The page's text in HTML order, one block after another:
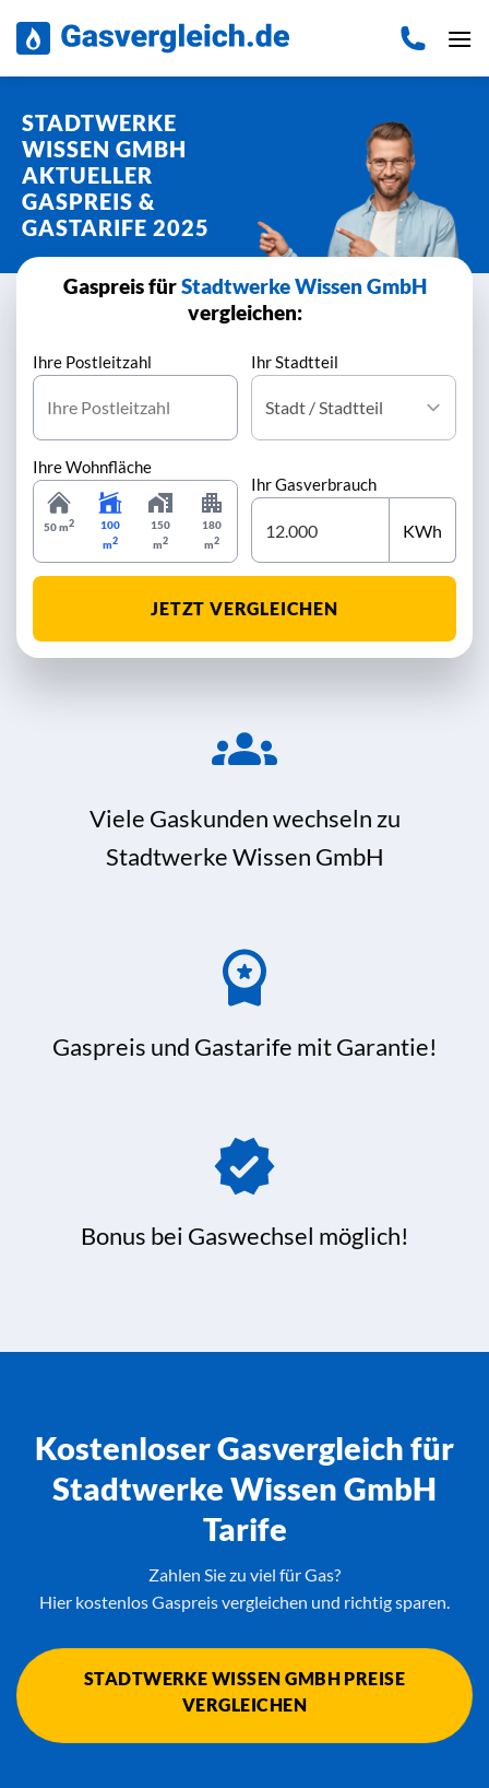
Inhalt
STADTWERKE
WISSEN GMBH
AKTUELLER
GASPREIS &
GASTARIFE 2025
Gaspreis fürStadtwerke Wissen GmbH
vergleichen:
Ihre Postleitzahl Ihr Stadtteil
Ihre Wohnfläche
50 m2
100
m2
150
m2
180
m2
Ihr Gasverbrauch
KWh
JETZT VERGLEICHEN
Viele Gaskunden wechseln zu
Stadtwerke Wissen GmbH
Gaspreis und Gastarife mit Garantie!
Bonus bei Gaswechsel möglich!
Kostenloser Gasvergleich für
Stadtwerke Wissen GmbH
Tarife
Zahlen Sie zu viel für Gas?
Hier kostenlos Gaspreis vergleichen und richtig sparen.
STADTWERKE WISSEN GMBH PREISE
VERGLEICHEN